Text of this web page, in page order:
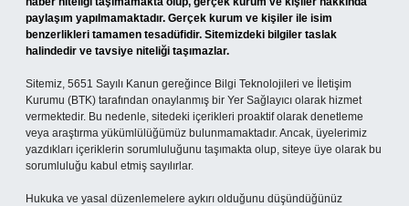
paylaşım yapılmamaktadır. Gerçek kurum ve kişiler ile isim
benzerlikleri tamamen tesadüfidir. Sitemizdeki bilgiler taslak
halindedir ve tavsiye niteliği taşımazlar.
Sitemiz, 5651 Sayılı Kanun gereğince Bilgi Teknolojileri ve İletişim
Kurumu (BTK) tarafından onaylanmış bir Yer Sağlayıcı olarak hizmet
vermektedir. Bu nedenle, sitedeki içerikleri proaktif olarak denetleme
veya araştırma yükümlülüğümüz bulunmamaktadır. Ancak, üyelerimiz
yazdıkları içeriklerin sorumluluğunu taşımakta olup, siteye üye olarak bu
sorumluluğu kabul etmiş sayılırlar.
Hukuka ve yasal düzenlemelere aykırı olduğunu düşündüğünüz